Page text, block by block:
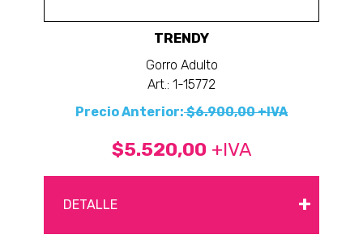
TRENDY
Gorro Adulto
Art.: 1-15772
Precio Anterior:$6.900,00 +IVA
$5.520,00 +IVA
DETALLE +